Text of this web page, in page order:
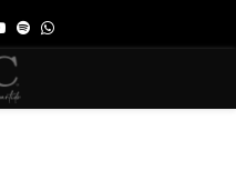
Youtube
SpotifyWhatsapp